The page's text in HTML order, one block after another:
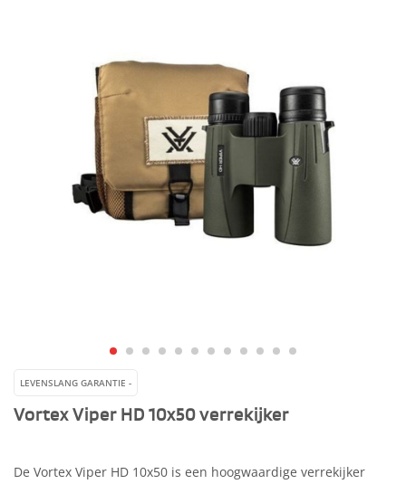
LEVENSLANG GARANTIE -
Vortex Viper HD 10x50 verrekijker
De Vortex Viper HD 10x50 is een hoogwaardige verrekijker